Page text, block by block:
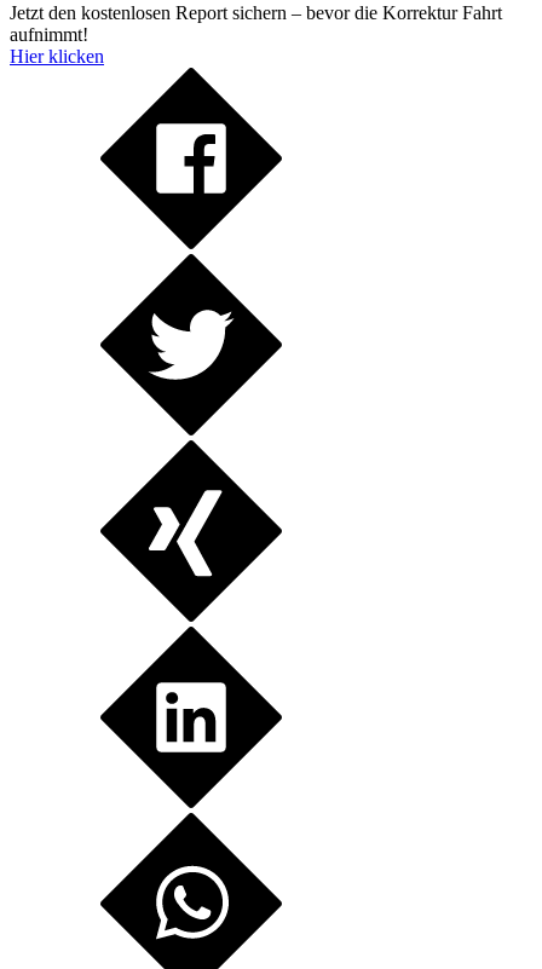
Jetzt den kostenlosen Report sichern – bevor die Korrektur Fahrt
aufnimmt!
Hier klicken